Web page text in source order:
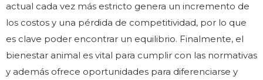
actual cada vez más estricto genera un incremento de
los costos y una pérdida de competitividad, por lo que
es clave poder encontrar un equilibrio. Finalmente, el
bienestar animal es vital para cumplir con las normativas
y además ofrece oportunidades para diferenciarse y